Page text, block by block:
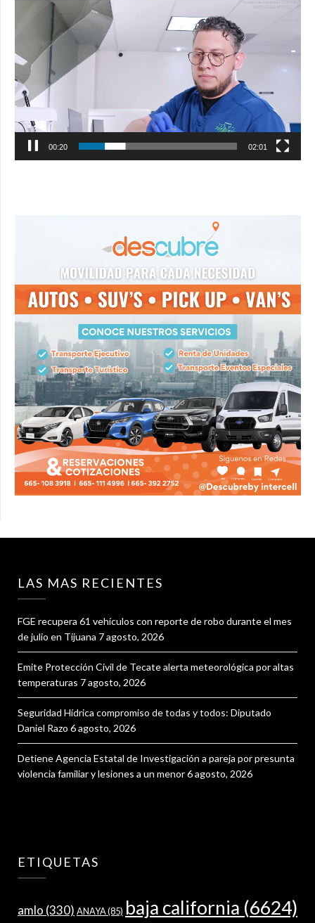
Reproductor
00:21 02:01
LAS MAS RECIENTES
FGE recupera 61 vehículos con reporte de robo durante el mes
de julio en Tijuana 7 agosto, 2026
Emite Protección Civil de Tecate alerta meteorológica por altas
temperaturas 7 agosto, 2026
Seguridad Hídrica compromiso de todas y todos: Diputado
Daniel Razo 6 agosto, 2026
Detiene Agencia Estatal de Investigación a pareja por presunta
violencia familiar y lesiones a un menor6 agosto, 2026
ETIQUETAS
amlo (330) ANAYA(85) baja california (6624)